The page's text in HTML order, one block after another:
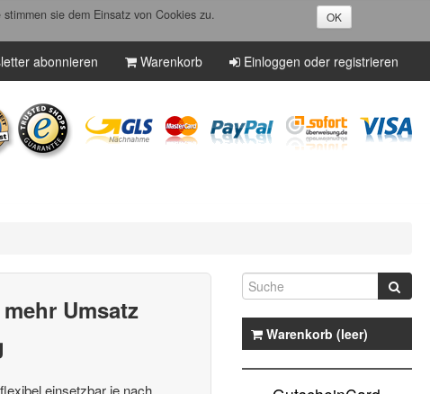
sie dem Einsatz von Cookies zu. OK
abonnieren Warenkorb Einloggen oder registrieren
Umsatz
einsetzbar je nach
Warenkorb (leer)